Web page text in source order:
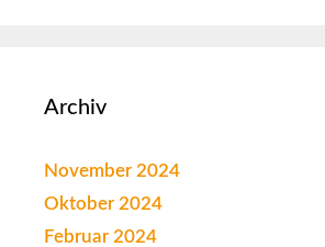
Archiv
November 2024
Oktober 2024
Februar 2024